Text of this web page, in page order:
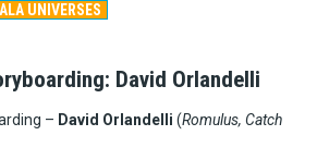
UNIVERSES
David Orlandelli
– David Orlandelli(Romulus, Catch